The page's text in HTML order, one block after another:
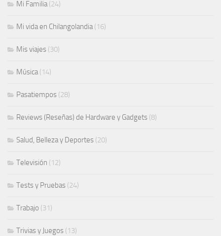
Mi Familia(24)
Mi vida en Chilangolandia(16)
Mis viajes (30)
Música(14)
Pasatiempos (28)
Reviews (Reseñas) de Hardware y Gadgets (8)
Salud, Belleza y Deportes (20)
Televisión (12)
Tests y Pruebas (24)
Trabajo (31)
Trivias y Juegos (13)